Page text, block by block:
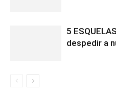
5
despedir a